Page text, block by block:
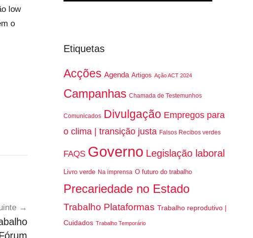
low
o
Etiquetas
Acções Agenda Artigos Ação ACT 2024
Campanhas Chamada de Testemunhos
Comunicados Divulgação Empregos para
o clima | transição justa Falsos Recibos verdes
FAQS Governo Legislação laboral
Livro verde Na imprensa O futuro do trabalho
Precariedade no Estado
Trabalho Plataformas Trabalho reprodutivo |
Cuidados Trabalho Temporário